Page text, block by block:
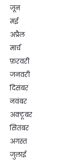
जून
मई
अप्रैल
मार्च
फ़रवरी
जनवरी
दिसंबर
नवंबर
अक्टूबर
सितंबर
अगस्त
जुलाई